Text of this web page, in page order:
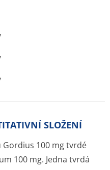
SLOŽENÍ
Gordius 100 mg tvrdé
100 mg. Jedna tvrdá